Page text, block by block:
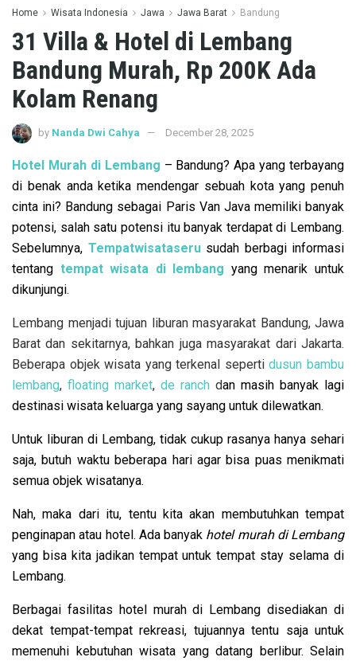
Home Wisata Indonesia Jawa Jawa Barat Bandung
31 Villa & Hotel di Lembang
Bandung Murah, Rp 200K Ada
Kolam Renang
by Nanda Dwi Cahya December 28, 2025
Hotel Murah di Lembang – Bandung? Apa yang terbayang
di benak anda ketika mendengar sebuah kota yang penuh
cinta ini? Bandung sebagai Paris Van Java memiliki banyak
potensi, salah satu potensi itu banyak terdapat di Lembang.
Sebelumnya, Tempatwisataserusudah berbagi informasi
tentang tempat wisata di lembang yang menarik untuk
dikunjungi.
Lembang menjadi tujuan liburan masyarakat Bandung, Jawa
Barat dan sekitarnya, bahkan juga masyarakat dari Jakarta.
Beberapa objek wisata yang terkenal sepertidusun bambu
lembang, floating market, de ranch dan masih banyak lagi
destinasi wisata keluarga yang sayang untuk dilewatkan.
Untuk liburan di Lembang, tidak cukup rasanya hanya sehari
saja, butuh waktu beberapa hari agar bisa puas menikmati
semua objek wisatanya.
Nah, maka dari itu, tentu kita akan membutuhkan tempat
penginapan atau hotel. Ada banyak hotel murah di Lembang
yang bisa kita jadikan tempat untuk tempat stay selama di
Lembang.
Berbagai fasilitas hotel murah di Lembang disediakan di
dekat tempat-tempat rekreasi, tujuannya tentu saja untuk
memenuhi kebutuhan wisata yang datang berlibur. Selain